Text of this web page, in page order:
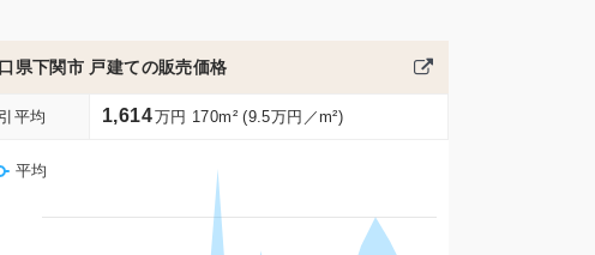
県下関市 戸建ての販売価格
平均 1,614万円 170m² (9.5万円／m²)
平均